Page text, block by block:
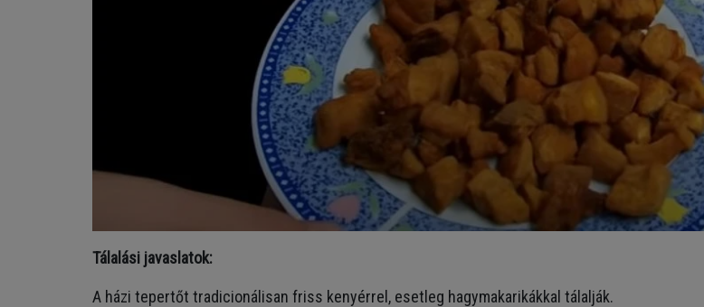
Tálalási javaslatok:
A házi tepertőt tradicionálisan friss kenyérrel, esetleg hagymakarikákkal tálalják.